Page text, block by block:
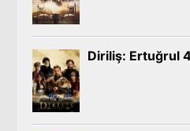
Diriliş: Ertuğrul